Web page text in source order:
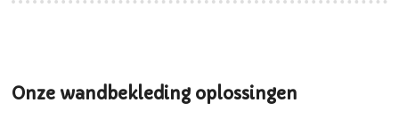
Onze wandbekleding oplossingen